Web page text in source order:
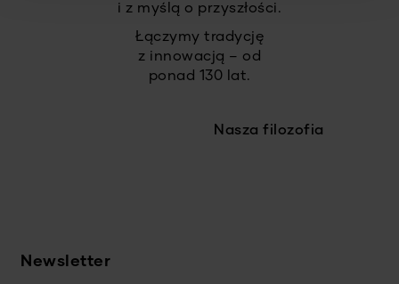
i z myślą o przyszłości.
Łączymy tradycję
z innowacją – od
ponad 130 lat.
Nasza filozofia
Newsletter